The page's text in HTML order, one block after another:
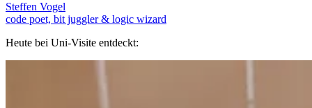
Steffen Vogel
code poet, bit juggler & logic wizard
Heute bei Uni-Visite entdeckt: